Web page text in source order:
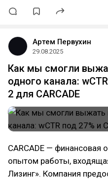
Артем Первухин
29.08.2025
Как мы смогли
одного канала:
2 для CARCADE
CARCADE — финансовая
опытом работы,
Лизинг». Компания